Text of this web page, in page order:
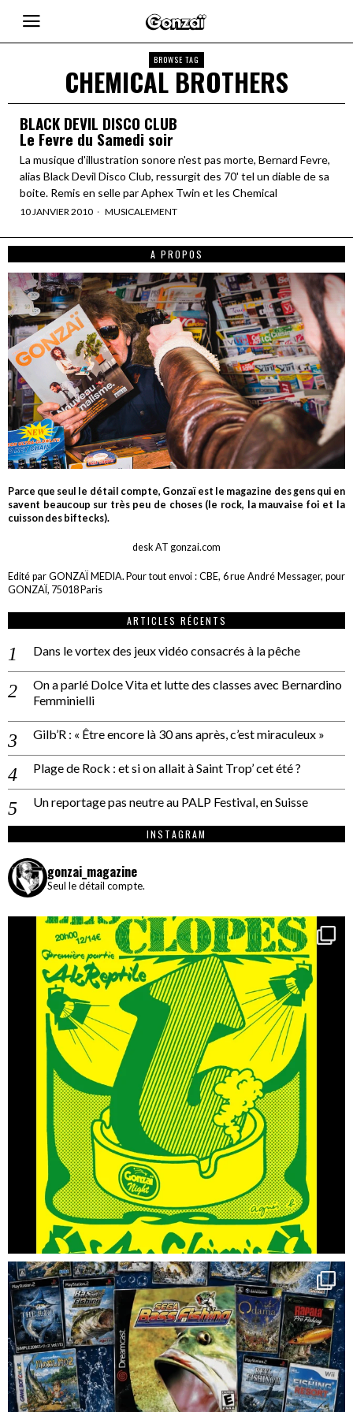
BROWSE TAG
CHEMICAL BROTHERS
BLACK DEVIL DISCO CLUB
Le Fevre du Samedi soir
La musique d'illustration sonore n'est pas morte, Bernard Fevre,
alias Black Devil Disco Club, ressurgit des 70' tel un diable de sa
boite. Remis en selle par Aphex Twin et les Chemical
10 JANVIER 2010 MUSICALEMENT
A PROPOS
Parce que seul le détail compte, Gonzaï est le magazine des gens qui en
savent beaucoup sur très peu de choses (le rock, la mauvaise foi et la
cuisson des biftecks).
desk AT gonzai.com
Edité par GONZAÏ MEDIA. Pour tout envoi : CBE, 6 rue André Messager, pour
GONZAÏ, 75018 Paris
ARTICLES RÉCENTS
Dans le vortex des jeux vidéo consacrés à la pêche
On a parlé Dolce Vita et lutte des classes avec Bernardino
Femminielli
Gilb’R : « Être encore là 30 ans après, c’est miraculeux »
Plage de Rock : et si on allait à Saint Trop’ cet été ?
Un reportage pas neutre au PALP Festival, en Suisse
INSTAGRAM
gonzai_magazine
Seul le détail compte.